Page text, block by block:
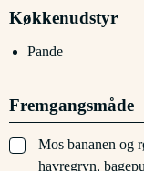
Køkkenudstyr
Pande
Fremgangsmåde
▢
Mos bananen og
havregryn,